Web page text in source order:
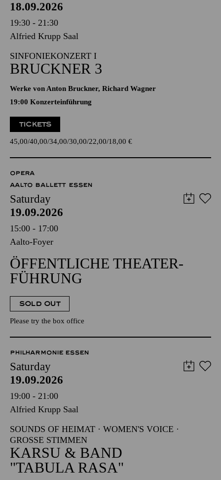
18.09.2026
19:30 - 21:30
Alfried Krupp Saal
SINFONIEKONZERT I
BRUCKNER 3
Werke von Anton Bruckner, Richard Wagner
19:00 Konzerteinführung
TICKETS
45,00 40,00 34,00 30,00 22,00 18,00 €
OPERA
AALTO BALLETT ESSEN
Saturday
19.09.2026
15:00 - 17:00
Aalto-Foyer
ÖFFENTLICHE THEATER­
FÜHRUNG
SOLD OUT
Please try the box office
PHILHARMONIE ESSEN
Saturday
19.09.2026
19:00 - 21:00
Alfried Krupp Saal
SOUNDS OF HEIMAT · WOMEN'S VOICE ·
GROSSE STIMMEN
KARSU & BAND
"TABULA RASA"